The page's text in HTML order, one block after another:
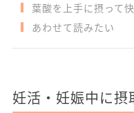
葉酸を上手に摂って
あわせて読みたい
妊活・妊娠中に摂